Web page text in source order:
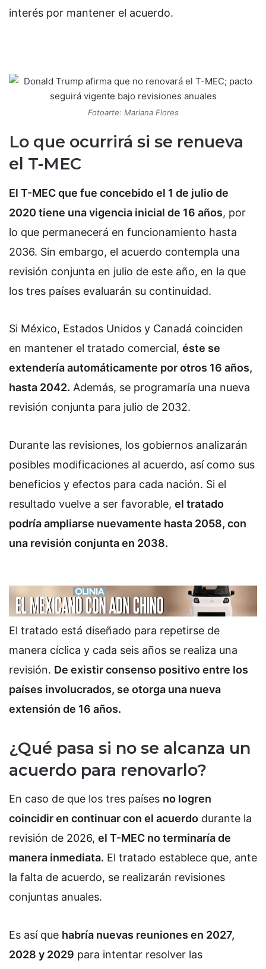
interés por mantener el acuerdo.
Fotoarte: Mariana Flores
Lo que ocurrirá si se renueva
el T-MEC
El T-MEC que fue concebido el 1 de julio de
2020 tiene una vigencia inicial de 16 años, por
lo que permanecerá en funcionamiento hasta
2036. Sin embargo, el acuerdo contempla una
revisión conjunta en julio de este año, en la que
los tres países evaluarán su continuidad.
Si México, Estados Unidos y Canadá coinciden
en mantener el tratado comercial, éste se
extendería automáticamente por otros 16 años,
hasta 2042. Además, se programaría una nueva
revisión conjunta para julio de 2032.
Durante las revisiones, los gobiernos analizarán
posibles modificaciones al acuerdo, así como sus
beneficios y efectos para cada nación. Si el
resultado vuelve a ser favorable, el tratado
podría ampliarse nuevamente hasta 2058, con
una revisión conjunta en 2038.
El tratado está diseñado para repetirse de
manera cíclica y cada seis años se realiza una
revisión. De existir consenso positivo entre los
países involucrados, se otorga una nueva
extensión de 16 años.
¿Qué pasa si no se alcanza un
acuerdo para renovarlo?
En caso de que los tres países no logren
coincidir en continuar con el acuerdo durante la
revisión de 2026, el T-MEC no terminaría de
manera inmediata. El tratado establece que, ante
la falta de acuerdo, se realizarán revisiones
conjuntas anuales.
Es así que habría nuevas reuniones en 2027,
2028 y 2029 para intentar resolver las